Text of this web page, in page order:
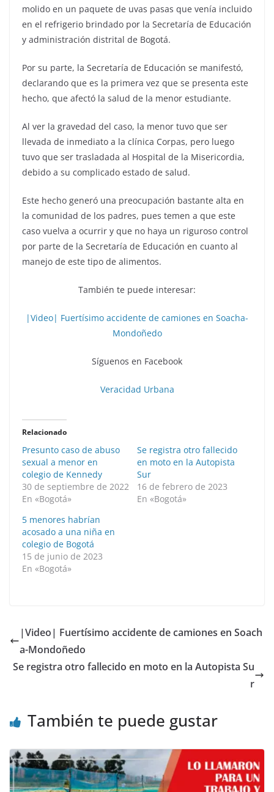
molido en un paquete de uvas pasas que venía incluido
en el refrigerio brindado por la Secretaría de Educación
y administración distrital de Bogotá.
Por su parte, la Secretaría de Educación se manifestó,
declarando que es la primera vez que se presenta este
hecho, que afectó la salud de la menor estudiante.
Al ver la gravedad del caso, la menor tuvo que ser
llevada de inmediato a la clínica Corpas, pero luego
tuvo que ser trasladada al Hospital de la Misericordia,
debido a su complicado estado de salud.
Este hecho generó una preocupación bastante alta en
la comunidad de los padres, pues temen a que este
caso vuelva a ocurrir y que no haya un riguroso control
por parte de la Secretaría de Educación en cuanto al
manejo de este tipo de alimentos.
También te puede interesar:
|Video| Fuertísimo accidente de camiones en Soacha-
Mondoñedo
Síguenos en Facebook
Veracidad Urbana
Relacionado
Presunto caso de abuso
sexual a menor en
colegio de Kennedy
30 de septiembre de 2022
En «Bogotá»
Se registra otro fallecido
en moto en la Autopista
Sur
16 de febrero de 2023
En «Bogotá»
5 menores habrían
acosado a una niña en
colegio de Bogotá
15 de junio de 2023
En «Bogotá»
|Video| Fuertísimo accidente de camiones en Soach
a-Mondoñedo
Se registra otro fallecido en moto en la Autopista Su
r
También te puede gustar